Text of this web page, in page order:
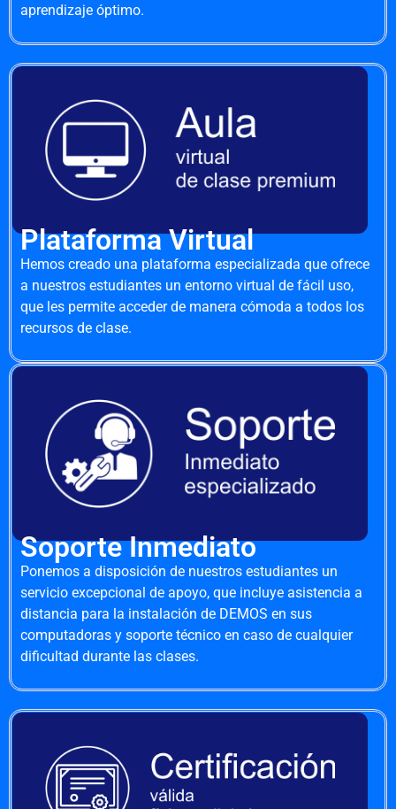
aprendizaje óptimo.
Plataforma Virtual
Hemos creado una plataforma especializada que ofrece
a nuestros estudiantes un entorno virtual de fácil uso,
que les permite acceder de manera cómoda a todos los
recursos de clase.
Soporte Inmediato
Ponemos a disposición de nuestros estudiantes un
servicio excepcional de apoyo, que incluye asistencia a
distancia para la instalación de DEMOS en sus
computadoras y soporte técnico en caso de cualquier
dificultad durante las clases.